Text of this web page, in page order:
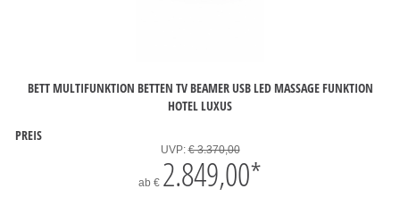
BETT MULTIFUNKTION BETTEN TV BEAMER USB LED MASSAGE FUNKTION
HOTEL LUXUS
PREIS
UVP:€ 3.370,00
ab € 2.849,00*